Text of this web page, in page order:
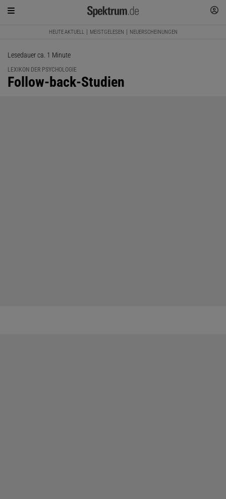
HEUTE AKTUELL MEISTGELESEN NEUERSCHEINUNGEN
Lesedauer ca. 1 Minute
LEXIKON DER PSYCHOLOGIE
:
Follow-back-Studien